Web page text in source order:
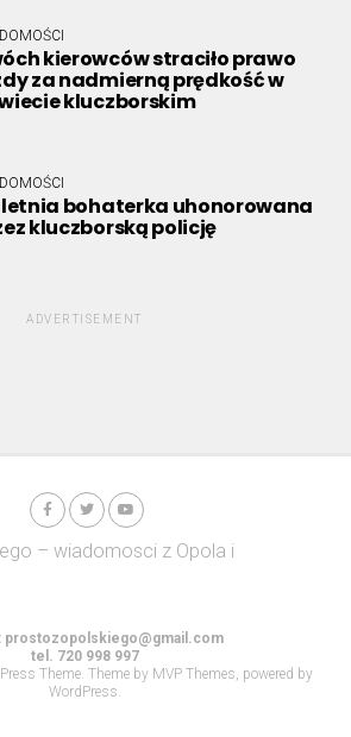
kierowców straciło prawo
za nadmierną prędkość w
kluczborskim
letnia bohaterka uhonorowana
kluczborską policję
ADVERTISEMENT
prostozopolskiego@gmail.com
tel. 720 998 997
Theme. Theme by MVP Themes, powered by
WordPress.